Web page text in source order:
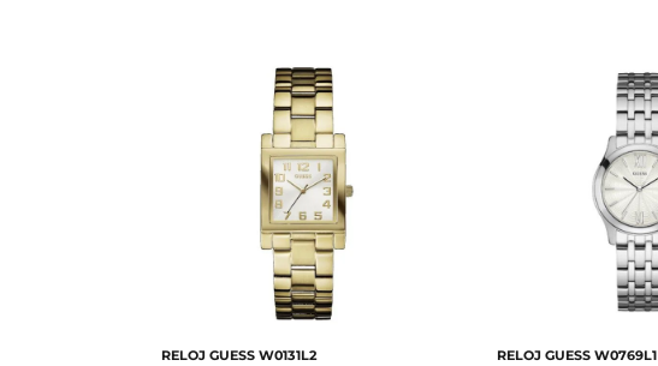
RELOJ GUESS W0131L2
RELOJ GUESS W0769L1